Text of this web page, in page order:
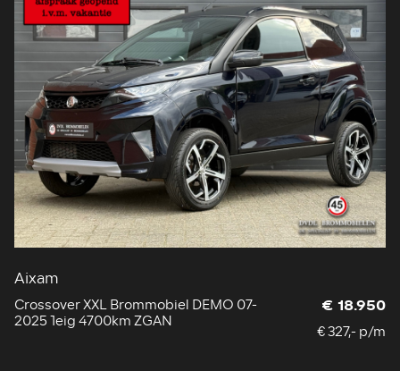
Aixam
Crossover XXL Brommobiel DEMO 07-
2025 1eig 4700km ZGAN
€ 18.950
€ 327,- p/m